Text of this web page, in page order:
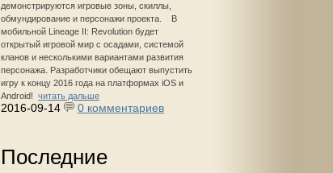
демонстрируются игровые зоны, скиллы,
обмундирование и персонажи проекта. В
мобильной Lineage II: Revolution будет
открытый игровой мир с осадами, системой
кланов и несколькими вариантами развития
персонажа. Разработчики обещают выпустить
игру к концу 2016 года на платформах iOS и
Android! читать дальше
2016-09-14 0 комментариев
Последние